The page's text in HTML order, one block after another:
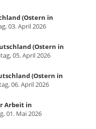
(Ostern in
03. April 2026
(Ostern in
05. April 2026
(Ostern in
06. April 2026
Arbeit in
01. Mai 2026